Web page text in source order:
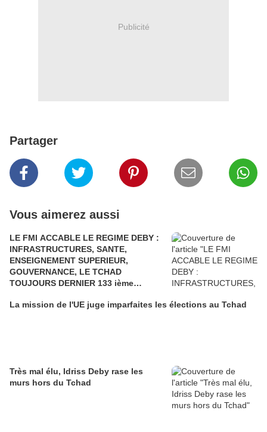
Publicité
Partager
Vous aimerez aussi
LE FMI ACCABLE LE REGIME DEBY :
INFRASTRUCTURES, SANTE,
ENSEIGNEMENT SUPERIEUR,
GOUVERNANCE, LE TCHAD
TOUJOURS DERNIER 133 ième
TERRE….UNE REELECTION
La mission de l'UE juge imparfaites les élections au Tchad
Très mal élu, Idriss Deby rase les
murs hors du Tchad